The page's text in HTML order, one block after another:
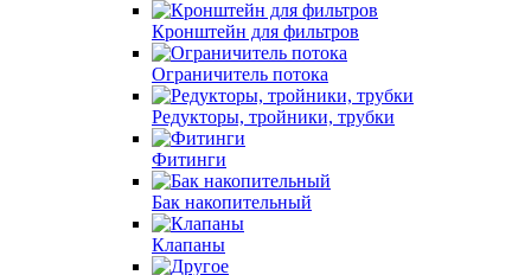
Кронштейн для фильтров
Ограничитель потока
Редукторы, тройники, трубки
Фитинги
Бак накопительный
Клапаны